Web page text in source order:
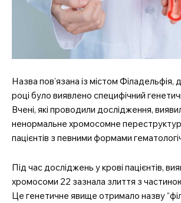
Назва пов’язана із містом
році було виявлено специфічний
Вчені, які проводили дослідження,
ненормальне хромосомне
пацієнтів з певними формами
Під час досліджень у крові пацієнтів,
хромосоми 22 зазнала злиття з
Це генетичне явище отримало назву